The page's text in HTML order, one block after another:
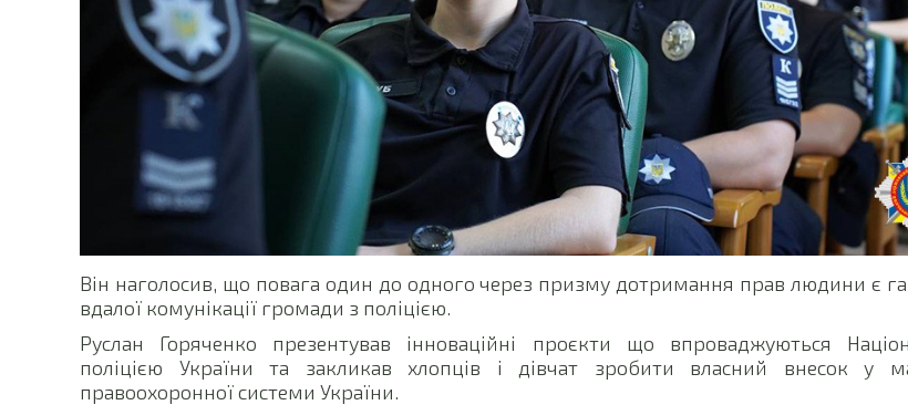
Він наголосив, що повага один до одного через призму дотримання прав людини є
вдалої комунікації громади з поліцією.
Руслан Горяченко презентував інноваційні проєкти що впроваджуються
поліцією України та закликав хлопців і дівчат зробити власний внесок у
правоохоронної системи України.